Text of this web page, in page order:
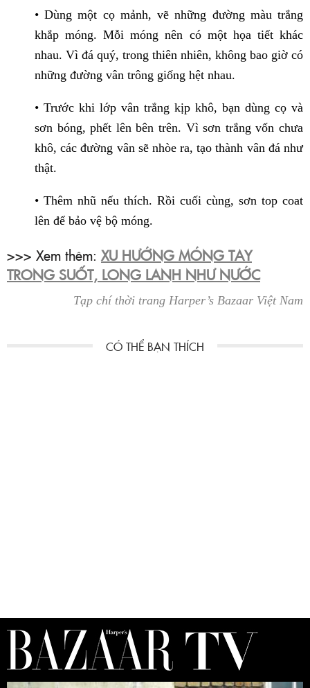
• Dùng một cọ mảnh, vẽ những đường màu trắng
khắp móng. Mỗi móng nên có một họa tiết khác
nhau. Vì đá quý, trong thiên nhiên, không bao giờ có
những đường vân trông giống hệt nhau.
• Trước khi lớp vân trắng kịp khô, bạn dùng cọ và
sơn bóng, phết lên bên trên. Vì sơn trắng vốn chưa
khô, các đường vân sẽ nhòe ra, tạo thành vân đá như
thật.
• Thêm nhũ nếu thích. Rồi cuối cùng, sơn top coat
lên để bảo vệ bộ móng.
>>> Xem thêm: XU HƯỚNG MÓNG TAY
TRONG SUỐT, LONG LANH NHƯ NƯỚC
Tạp chí thời trang Harper’s Bazaar Việt Nam